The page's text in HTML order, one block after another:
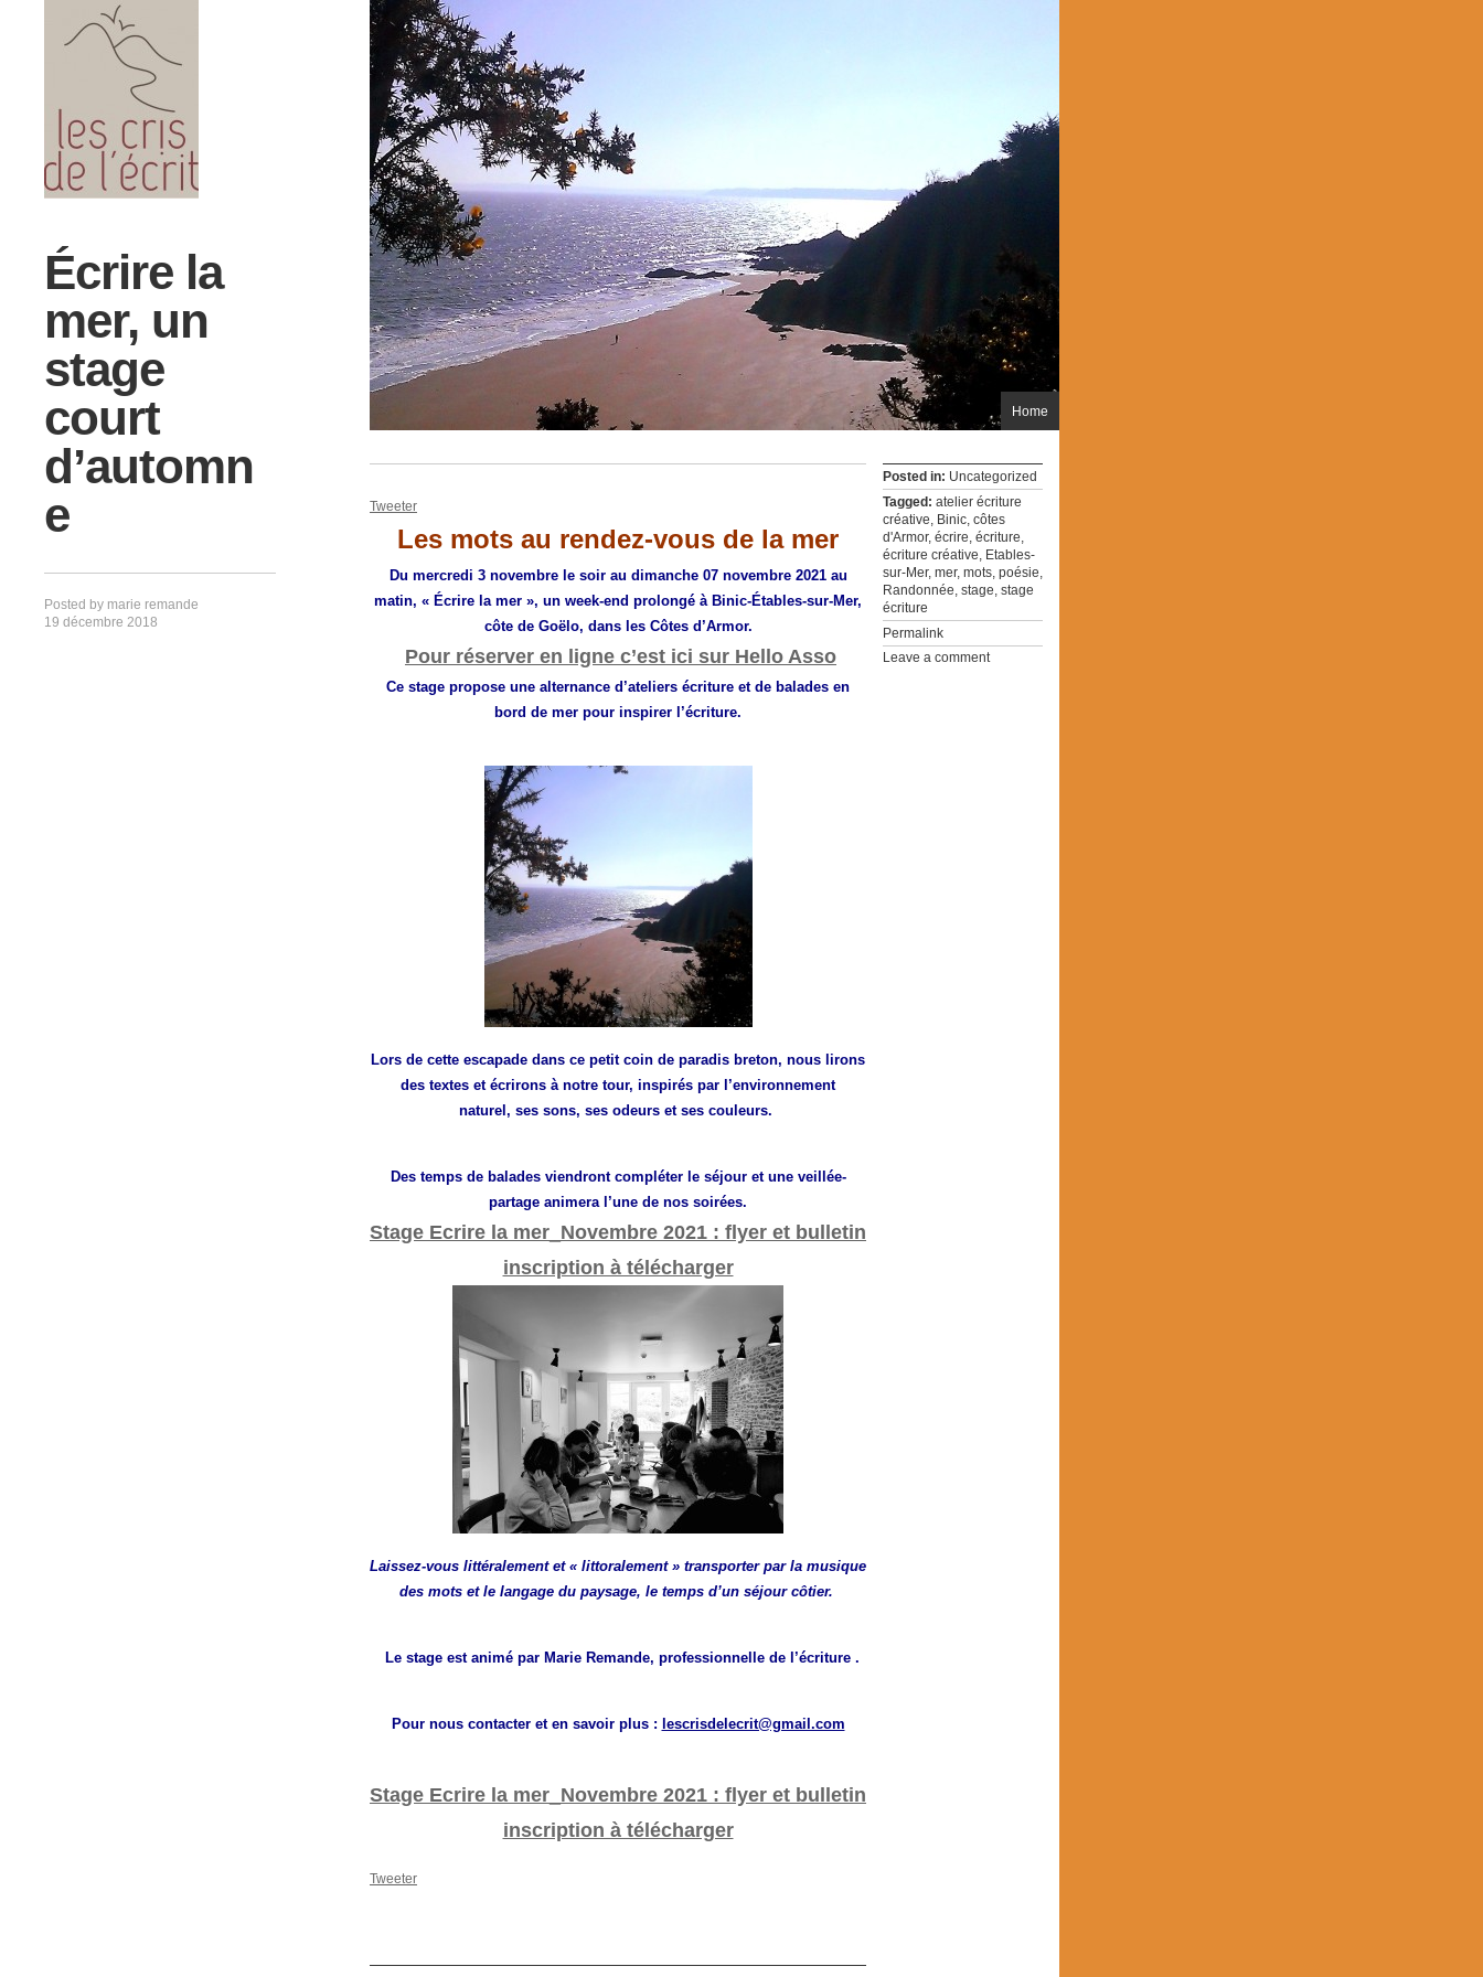
Écrire la
mer, un
stage
court
d’automn
e
Posted by marie remande
19 décembre 2018
Home
Tweeter
Les mots au rendez-vous de la mer
Du mercredi 3 novembre le soir au dimanche 07 novembre 2021 au
matin, « Écrire la mer », un week-end prolongé à Binic-Étables-sur-Mer,
côte de Goëlo, dans les Côtes d’Armor.
Pour réserver en ligne c’est ici sur Hello Asso
Ce stage propose une alternance d’ateliers écriture et de balades en
bord de mer pour inspirer l’écriture.
Lors de cette escapade dans ce petit coin de paradis breton, nous lirons
des textes et écrirons à notre tour, inspirés par l’environnement
naturel, ses sons, ses odeurs et ses couleurs.
Des temps de balades viendront compléter le séjour et une veillée-
partage animera l’une de nos soirées.
Stage Ecrire la mer_Novembre 2021 : flyer et bulletin
inscription à télécharger
Laissez-vous littéralement et « littoralement » transporter par la musique
des mots et le langage du paysage, le temps d’un séjour côtier.
Le stage est animé par Marie Remande, professionnelle de l’écriture .
Pour nous contacter et en savoir plus : lescrisdelecrit@gmail.com
Stage Ecrire la mer_Novembre 2021 : flyer et bulletin
inscription à télécharger
Tweeter
Posted in: Uncategorized
Tagged: atelier écriture
créative, Binic, côtes
d'Armor, écrire, écriture,
écriture créative, Etables-
sur-Mer, mer, mots, poésie,
Randonnée, stage, stage
écriture
Permalink
Leave a comment